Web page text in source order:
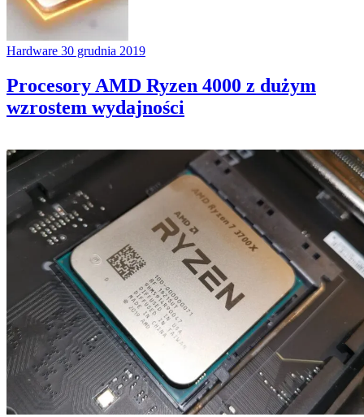
Hardware 30 grudnia 2019
Procesory AMD Ryzen 4000 z dużym
wzrostem wydajności